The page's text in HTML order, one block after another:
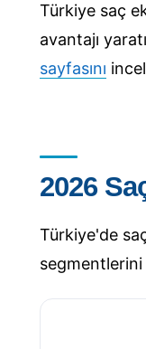
Türkiye saç
avantajı
sayfasını
2026
Türkiye'de